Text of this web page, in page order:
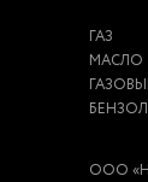
ГАЗ
МАСЛО
БЕНЗОЛ
ООО